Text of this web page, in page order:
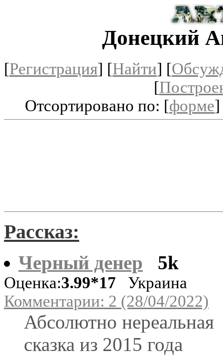
Донецкий
[Регистрация] [Найти] [
[
Отсортировано по: [форме
Рассказ:
Черный денер 5k
Оценка:3.99*17 Украина
Комментарии: 2 (28/04/2022)
Абсолютно нереальная
сказка из 2015 года